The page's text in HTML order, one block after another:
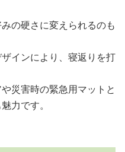
の硬さに変えられるのも
インにより、寝返りを打
災害時の緊急用マットと
力です。